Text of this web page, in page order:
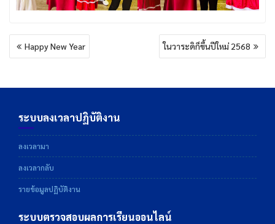
แนะแนว
เรื่องHappy New Year ในวาระดิก็ขึ้นปีใหม่ 2568
ระบบลงเวลาปฏิบัติงาน
ลงเวลามา
ลงเวลากลับ
รายข้อมูลปฏิบัติงาน
ระบบตรวจสอบผลการเรียนออนไลน์